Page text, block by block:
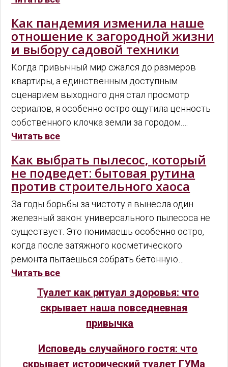
Как пандемия изменила наше
отношение к загородной жизни
и выбору садовой техники
Когда привычный мир сжался до размеров
квартиры, а единственным доступным
сценарием выходного дня стал просмотр
сериалов, я особенно остро ощутила ценность
собственного клочка земли за городом.…
Читать все
Как выбрать пылесос, который
не подведет: бытовая рутина
против строительного хаоса
За годы борьбы за чистоту я вынесла один
железный закон: универсального пылесоса не
существует. Это понимаешь особенно остро,
когда после затяжного косметического
ремонта пытаешься собрать бетонную…
Читать все
Туалет как ритуал здоровья: что
скрывает наша повседневная
привычка
Исповедь случайного гостя: что
скрывает исторический туалет ГУМа